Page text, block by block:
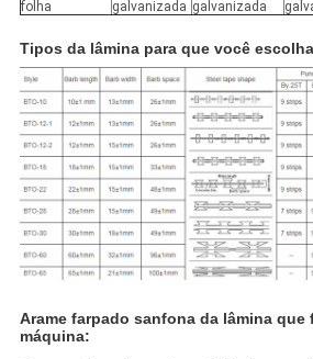
folha
galvanizada galvanizada
Tipos da lâmina para que você
Arame farpado sanfona da lâmina que
máquina: